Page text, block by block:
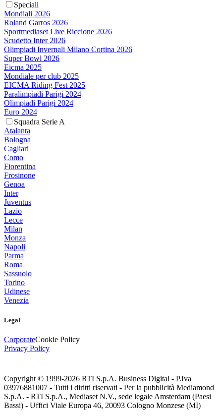
Speciali
Mondiali 2026
Roland Garros 2026
Sportmediaset Live Riccione 2026
Scudetto Inter 2026
Olimpiadi Invernali Milano Cortina 2026
Super Bowl 2026
Eicma 2025
Mondiale per club 2025
EICMA Riding Fest 2025
Paralimpiadi Parigi 2024
Olimpiadi Parigi 2024
Euro 2024
Squadra Serie A
Atalanta
Bologna
Cagliari
Como
Fiorentina
Frosinone
Genoa
Inter
Juventus
Lazio
Lecce
Milan
Monza
Napoli
Parma
Roma
Sassuolo
Torino
Udinese
Venezia
Legal
CorporateCookie Policy
Privacy Policy
Copyright © 1999-2026 RTI S.p.A. Business Digital - P.Iva
03976881007 - Tutti i diritti riservati - Per la pubblicità Mediamond
S.p.A. - RTI S.p.A., Mediaset N.V., sede legale Amsterdam (Paesi
Bassi) - Uffici Viale Europa 46, 20093 Cologno Monzese (MI)